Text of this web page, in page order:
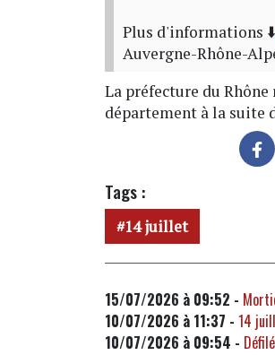
Plus d'informations ⬇️
Auvergne-Rhône-
La préfecture du
département à la suite
Tags :
14 juillet
15/07/2026 à 09:52 -
10/07/2026 à 11:37 - 14
10/07/2026 à 09:54 -